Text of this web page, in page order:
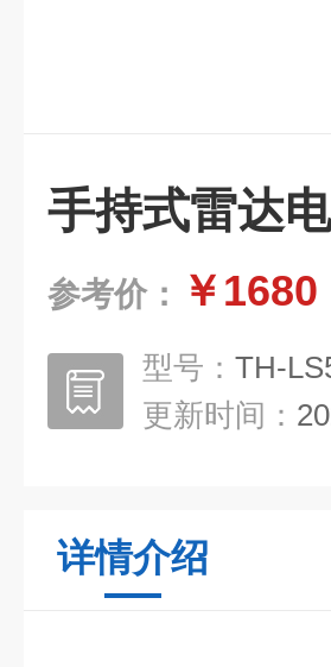
手持式雷达
参考价： ￥1680
型号： TH-
更新时间：
详情介绍